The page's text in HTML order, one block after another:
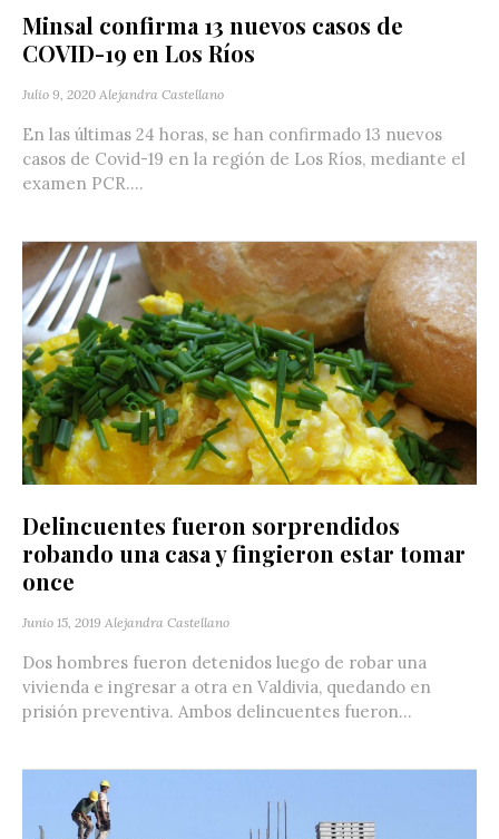
Minsal confirma 13 nuevos casos de
COVID-19 en Los Ríos
Julio 9, 2020 Alejandra Castellano
En las últimas 24 horas, se han confirmado 13 nuevos
casos de Covid-19 en la región de Los Ríos, mediante el
examen PCR....
Delincuentes fueron sorprendidos
robando una casa y fingieron estar tomar
once
Junio 15, 2019 Alejandra Castellano
Dos hombres fueron detenidos luego de robar una
vivienda e ingresar a otra en Valdivia, quedando en
prisión preventiva. Ambos delincuentes fueron...